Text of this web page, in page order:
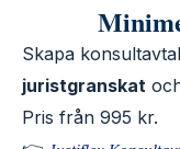
Skapa
juristgranskat
Pris från 995 kr.